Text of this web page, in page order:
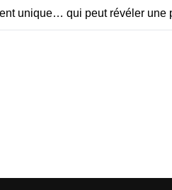
unique… qui peut révéler une